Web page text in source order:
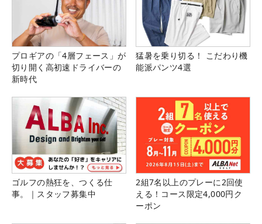
プロギアの「4層フェース」が
切り開く高初速ドライバーの
新時代
猛暑を乗り切る！ こだわり機
能派パンツ4選
ゴルフの熱狂を、つくる仕
事。｜スタッフ募集中
2組7名以上のプレーに2回使
える！コース限定4,000円ク
ーポン